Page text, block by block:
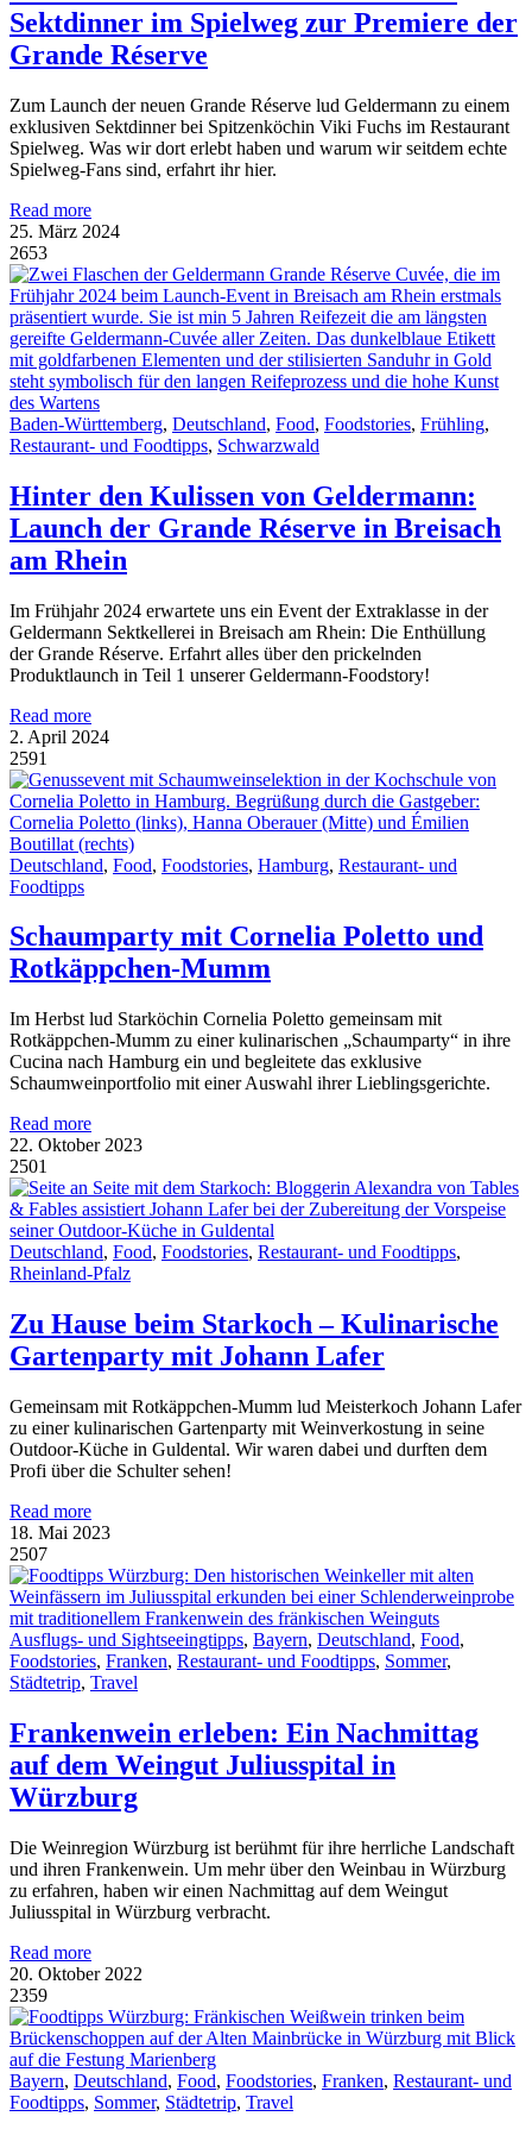
Sektdinner im Spielweg zur Premiere der
Grande Réserve
Zum Launch der neuen Grande Réserve lud Geldermann zu einem
exklusiven Sektdinner bei Spitzenköchin Viki Fuchs im Restaurant
Spielweg. Was wir dort erlebt haben und warum wir seitdem echte
Spielweg-Fans sind, erfahrt ihr hier.
Read more
25. März 2024
2653
Baden-Württemberg, Deutschland, Food, Foodstories, Frühling,
Restaurant- und Foodtipps, Schwarzwald
Hinter den Kulissen von Geldermann:
Launch der Grande Réserve in Breisach
am Rhein
Im Frühjahr 2024 erwartete uns ein Event der Extraklasse in der
Geldermann Sektkellerei in Breisach am Rhein: Die Enthüllung
der Grande Réserve. Erfahrt alles über den prickelnden
Produktlaunch in Teil 1 unserer Geldermann-Foodstory!
Read more
2. April 2024
2591
Deutschland, Food, Foodstories, Hamburg, Restaurant- und
Foodtipps
Schaumparty mit Cornelia Poletto und
Rotkäppchen-Mumm
Im Herbst lud Starköchin Cornelia Poletto gemeinsam mit
Rotkäppchen-Mumm zu einer kulinarischen „Schaumparty“ in ihre
Cucina nach Hamburg ein und begleitete das exklusive
Schaumweinportfolio mit einer Auswahl ihrer Lieblingsgerichte.
Read more
22. Oktober 2023
2501
Deutschland, Food, Foodstories, Restaurant- und Foodtipps,
Rheinland-Pfalz
Zu Hause beim Starkoch – Kulinarische
Gartenparty mit Johann Lafer
Gemeinsam mit Rotkäppchen-Mumm lud Meisterkoch Johann Lafer
zu einer kulinarischen Gartenparty mit Weinverkostung in seine
Outdoor-Küche in Guldental. Wir waren dabei und durften dem
Profi über die Schulter sehen!
Read more
18. Mai 2023
2507
Ausflugs- und Sightseeingtipps, Bayern, Deutschland, Food,
Foodstories, Franken, Restaurant- und Foodtipps, Sommer,
Städtetrip, Travel
Frankenwein erleben: Ein Nachmittag
auf dem Weingut Juliusspital in
Würzburg
Die Weinregion Würzburg ist berühmt für ihre herrliche Landschaft
und ihren Frankenwein. Um mehr über den Weinbau in Würzburg
zu erfahren, haben wir einen Nachmittag auf dem Weingut
Juliusspital in Würzburg verbracht.
Read more
20. Oktober 2022
2359
Bayern, Deutschland, Food, Foodstories, Franken, Restaurant- und
Foodtipps, Sommer, Städtetrip, Travel